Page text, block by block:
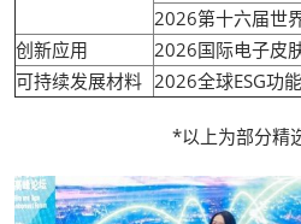
2026第十六届世
创新应用
2026国际电子皮
可持续发展材料 2026全球ESG功
*以上为部分精